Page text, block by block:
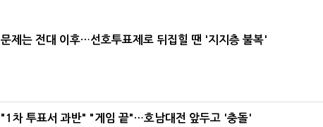
문제는 전대 이후…선호투표제로 뒤집힐 땐 '지지층 불복'
"1차 투표서 과반" "게임 끝"…호남대전 앞두고 '충돌'